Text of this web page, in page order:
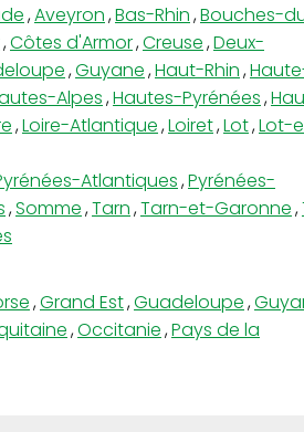
,Aveyron,Bas-Rhin,Bouches-
,Côtes d'Armor,Creuse,Deux-
,Guyane,Haut-Rhin,
Alpes,Hautes-Pyrénées,
,Loire-Atlantique,Loiret,Lot,Lot-
Atlantiques,Pyrénées-
,Somme,Tarn,Tarn-et-Garonne,
,Grand Est,Guadeloupe,
,Occitanie,Pays de la